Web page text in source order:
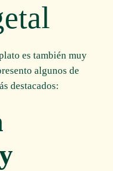
es también muy
algunos de
destacados: